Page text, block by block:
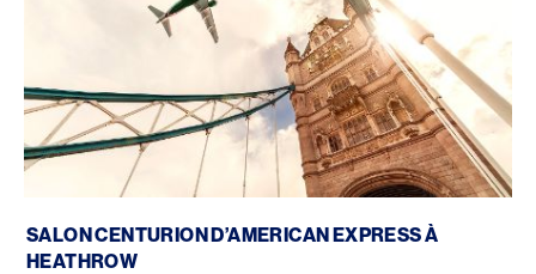
SALON CENTURION D’AMERICAN EXPRESS À
HEATHROW